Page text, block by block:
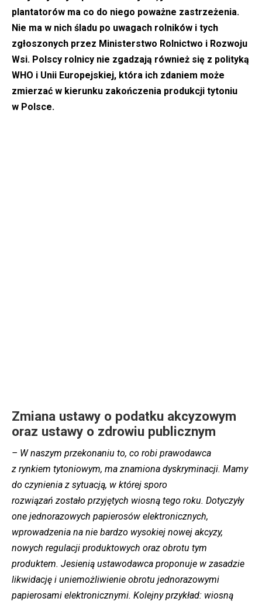
plantatorów ma co do niego poważne zastrzeżenia.
Nie ma w nich śladu po uwagach rolników i tych
zgłoszonych przez Ministerstwo Rolnictwo i Rozwoju
Wsi. Polscy rolnicy nie zgadzają również się z polityką
WHO i Unii Europejskiej, która ich zdaniem może
zmierzać w kierunku zakończenia produkcji tytoniu
w Polsce.
Zmiana ustawy o podatku akcyzowym
oraz ustawy o zdrowiu publicznym
– W naszym przekonaniu to, co robi prawodawca
z rynkiem tytoniowym, ma znamiona dyskryminacji. Mamy
do czynienia z sytuacją, w której sporo
rozwiązań zostało przyjętych wiosną tego roku. Dotyczyły
one jednorazowych papierosów elektronicznych,
wprowadzenia na nie bardzo wysokiej nowej akcyzy,
nowych regulacji produktowych oraz obrotu tym
produktem. Jesienią ustawodawca proponuje w zasadzie
likwidację i uniemożliwienie obrotu jednorazowymi
papierosami elektronicznymi. Kolejny przykład: wiosną